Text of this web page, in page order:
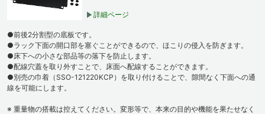
詳細ページ
●前後2分割型の底板です。
●ラック下面の開口部を塞ぐことができるので、ほこりの侵入を防ぎます。
●床下への小さな部品等の落下を防止します。
●配線穴蓋を取り外すことで、床面へ配線することができます。
●別売の巾着（SSO-121220KCP）を取り付けることで、隙間なく下面への通
線を可能にします。
※ 重量物の搭載は控えてください。変形等で、本来の目的や機能を果たせなく